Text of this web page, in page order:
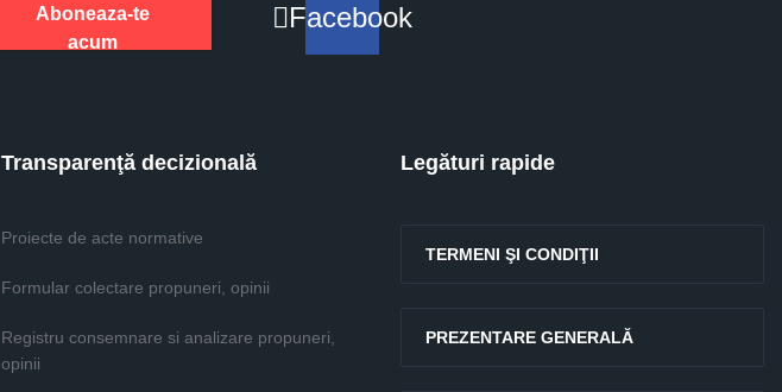
Aboneaza-te
acum
Facebook
Transparenţă decizională
Proiecte de acte normative
Formular colectare propuneri, opinii
Registru consemnare si analizare propuneri,
opinii
Legături rapide
TERMENI ŞI CONDIŢII
PREZENTARE GENERALĂ